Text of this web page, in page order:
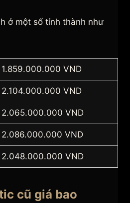
ở một số tỉnh thành như
1.859.000.000 VND
2.104.000.000 VND
2.065.000.000 VND
2.086.000.000 VND
2.048.000.000 VND
cũ giá bao